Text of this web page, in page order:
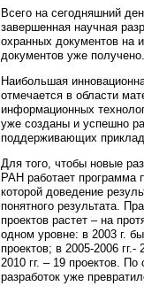
Всего на сегодняшний
завершенная научная
охранных документов на
документов уже получено.
Наибольшая
отмечается в области
информационных
уже созданы и успешно
поддерживающих
Для того, чтобы новые
РАН работает программа
которой доведение
понятного результата.
проектов растет – на
одном уровне: в 2003 г.
проектов; в 2005-2006 гг.-
2010 гг. – 19 проектов.
разработок уже